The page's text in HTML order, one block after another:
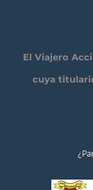
El Viajero
cuya